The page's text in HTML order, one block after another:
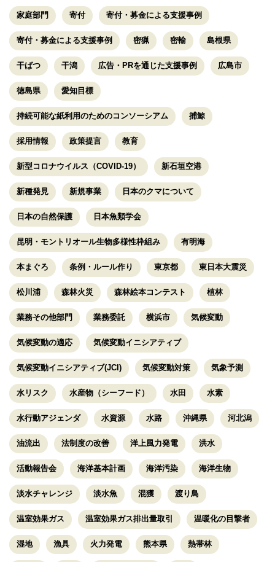
家庭部門 寄付 寄付・募金による支援事例
寄付・募金による支援事例 密猟 密輸 島根県
干ばつ 干潟 広告・PRを通じた支援事例 広島市
徳島県 愛知目標
持続可能な紙利用のためのコンソーシアム 捕鯨
採用情報 政策提言 教育
新型コロナウイルス（COVID-19） 新石垣空港
新種発見 新規事業 日本のクマについて
日本の自然保護 日本魚類学会
昆明・モントリオール生物多様性枠組み 有明海
本まぐろ 条例・ルール作り 東京都 東日本大震災
松川浦 森林火災 森林絵本コンテスト 植林
業務その他部門 業務委託 横浜市 気候変動
気候変動の適応 気候変動イニシアティブ
気候変動イニシアティブ(JCI) 気候変動対策 気象予測
水リスク 水産物（シーフード） 水田 水素
水行動アジェンダ 水資源 水路 沖縄県 河北潟
油流出 法制度の改善 洋上風力発電 洪水
活動報告会 海洋基本計画 海洋汚染 海洋生物
淡水チャレンジ 淡水魚 混獲 渡り鳥
温室効果ガス 温室効果ガス排出量取引 温暖化の目撃者
湿地 漁具 火力発電 熊本県 熱帯林